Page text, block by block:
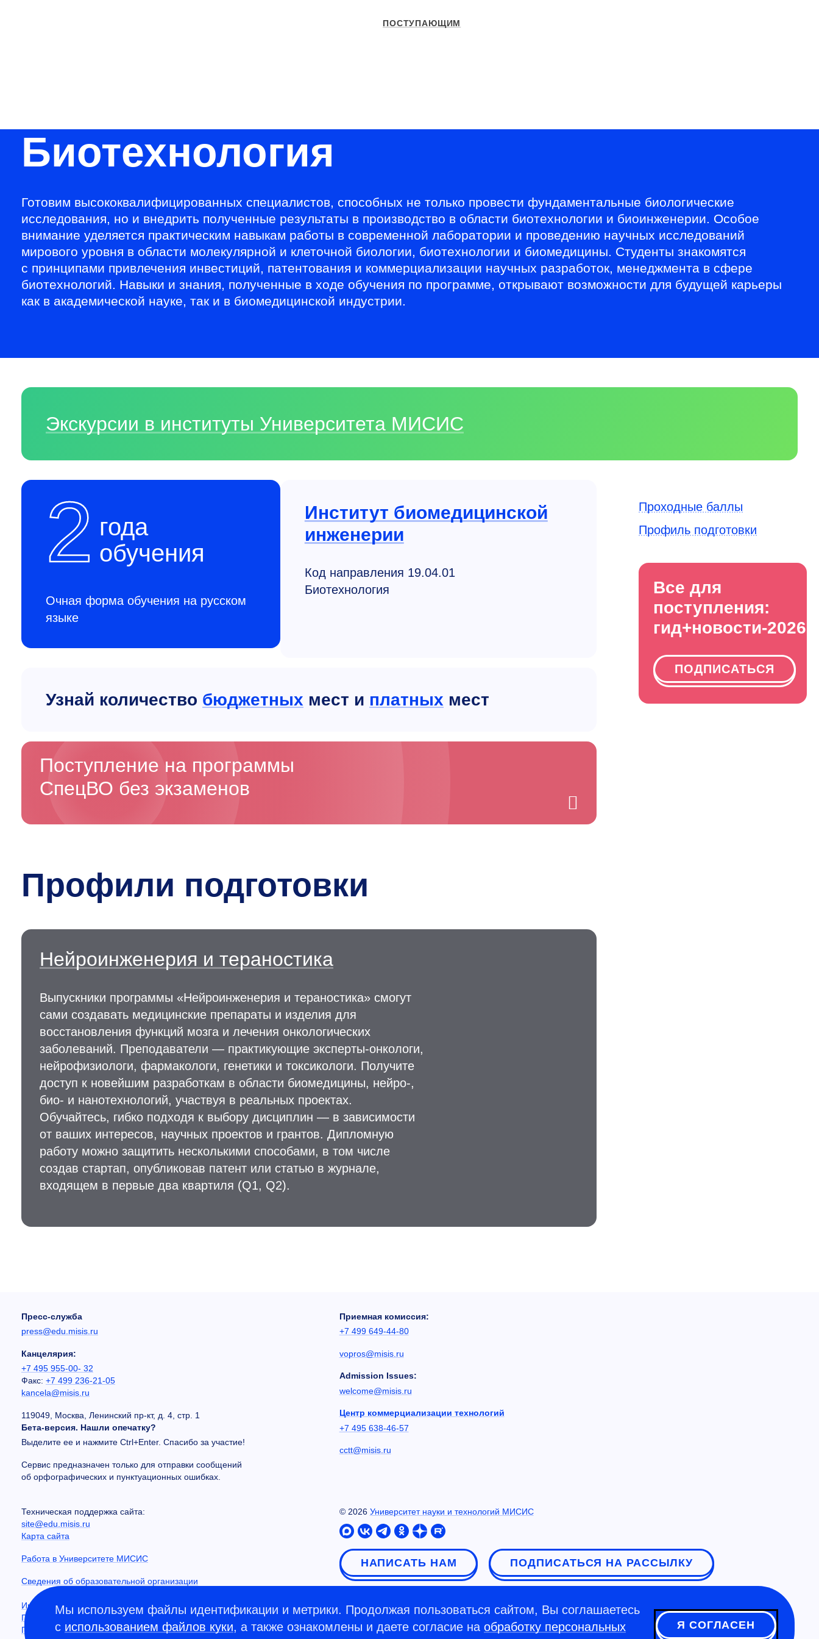
ПОСТУПАЮЩИМ
Биотехнология
Готовим высококвалифицированных специалистов, способных не только провести фундаментальные биологические
исследования, но и внедрить полученные результаты в производство в области биотехнологии и биоинженерии. Особое
внимание уделяется практическим навыкам работы в современной лаборатории и проведению научных исследований
мирового уровня в области молекулярной и клеточной биологии, биотехнологии и биомедицины. Студенты знакомятся
с принципами привлечения инвестиций, патентования и коммерциализации научных разработок, менеджмента в сфере
биотехнологий. Навыки и знания, полученные в ходе обучения по программе, открывают возможности для будущей карьеры
как в академической науке, так и в биомедицинской индустрии.
Экскурсии в институты Университета МИСИС
Проходные баллы
Профиль подготовки
Все для
поступления:
гид+новости-2026
ПОДПИСАТЬСЯ
2 года
обучения
Очная форма обучения на русском
языке
Институт биоме­ди­цин­ской
инженерии
Код направления 19.04.01
Биотехнология
Узнай количество бюджетных мест и платных мест
Поступление на программы
СпецВО без экзаменов
Профили подготовки
Нейроинженерия и тераностика
Выпускники программы «Нейроинженерия и тераностика» смогут
сами создавать медицинские препараты и изделия для
восстановления функций мозга и лечения онкологических
заболеваний. Преподаватели — практикующие эксперты-онкологи,
нейрофизиологи, фармакологи, генетики и токсикологи. Получите
доступ к новейшим разработкам в области биомедицины, нейро-,
био- и нанотехнологий, участвуя в реальных проектах.
Обучайтесь, гибко подходя к выбору дисциплин — в зависимости
от ваших интересов, научных проектов и грантов. Дипломную
работу можно защитить несколькими способами, в том числе
создав стартап, опубликовав патент или статью в журнале,
входящем в первые два квартиля (Q1, Q2).
Пресс-служба
press@edu.misis.ru
Канцелярия:
+7 495 955-00- 32
Факс: +7 499 236-21-05
kancela@misis.ru
119049, Москва, Ленинский пр-кт, д. 4, стр. 1
Бета-версия. Нашли опечатку?
Выделите ее и нажмите Ctrl+Enter. Спасибо за участие!
Сервис предназначен только для отправки сообщений
об орфографических и пунктуационных ошибках.
Приемная комиссия:
+7 499 649-44-80
vopros@misis.ru
Admission Issues:
welcome@misis.ru
Центр коммерциализации технологий
+7 495 638-46-57
cctt@misis.ru
Техническая поддержка сайта:
site@edu.misis.ru
Карта сайта
Работа в Университете МИСИС
Сведения об образовательной организации
Информация о закупках
Противодействие коррупции
Политика конфиденциальности
© 2026 Университет науки и технологий МИСИС
НАПИСАТЬ НАМ ПОДПИСАТЬСЯ НА РАССЫЛКУ
Мы используем файлы идентификации и метрики. Продолжая пользоваться сайтом, Вы соглашаетесь
с использованием файлов куки, а также ознакомлены и даете согласие на обработку персональных
Я СОГЛАСЕН